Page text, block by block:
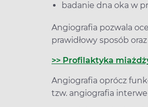
badanie dna oka w
Angiografia pozwala
prawidłowy sposób
>> Profilaktyka
Angiografia oprócz
tzw. angiografia